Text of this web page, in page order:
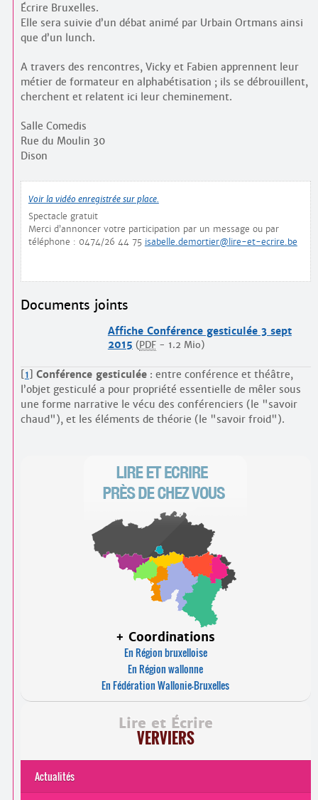
Écrire Bruxelles.
Elle sera suivie d’un débat animé par Urbain Ortmans ainsi
que d’un lunch.
A travers des rencontres, Vicky et Fabien apprennent leur
métier de formateur en alphabétisation ; ils se débrouillent,
cherchent et relatent ici leur cheminement.
Salle Comedis
Rue du Moulin 30
Dison
Voir la vidéo enregistrée sur place.
Spectacle gratuit
Merci d’annoncer votre participation par un message ou par
téléphone : 0474/26 44 75 isabelle.demortier@lire-et-ecrire.be
Documents joints
Affiche Conférence gesticulée 3 sept
2015 ( PDF- 1.2 Mio)
[1] Conférence gesticulée: entre conférence et théâtre,
l’objet gesticulé a pour propriété essentielle de mêler sous
une forme narrative le vécu des conférenciers (le "savoir
chaud"), et les éléments de théorie (le "savoir froid").
+ Coordinations
En Région bruxelloise
En Région wallonne
En Fédération Wallonie-Bruxelles
Lire et Écrire
VERVIERS
Actualités